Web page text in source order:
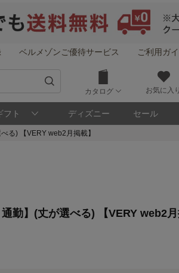
ベルメゾンご優待サービス ご利用ガ
カタログ お気に入り
フト ディズニー セール
る) 【VERY web2月掲載】
勤】(丈が選べる) 【VERY web2月